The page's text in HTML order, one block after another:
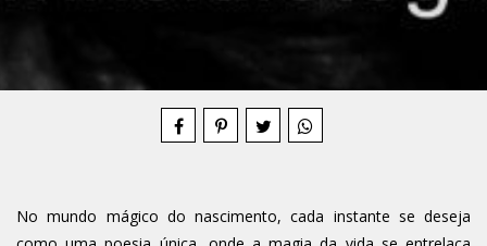
No mundo mágico do nascimento, cada instante se deseja